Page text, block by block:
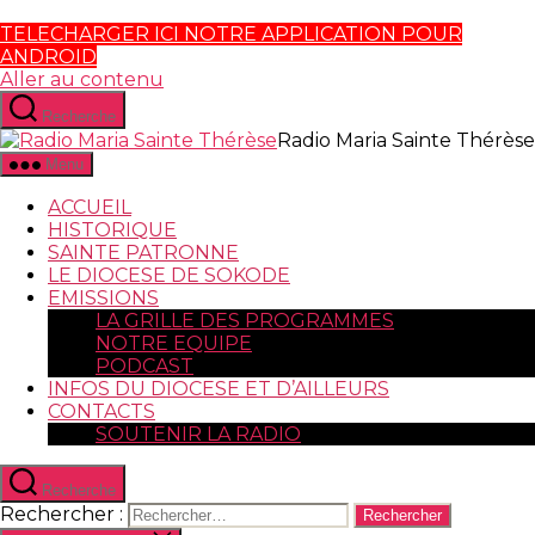
TELECHARGER ICI NOTRE APPLICATION POUR
ANDROID
Aller au contenu
Recherche
Radio Maria Sainte Thérèse
Menu
ACCUEIL
HISTORIQUE
SAINTE PATRONNE
LE DIOCESE DE SOKODE
EMISSIONS
LA GRILLE DES PROGRAMMES
NOTRE EQUIPE
PODCAST
INFOS DU DIOCESE ET D’AILLEURS
CONTACTS
SOUTENIR LA RADIO
Recherche
Rechercher :